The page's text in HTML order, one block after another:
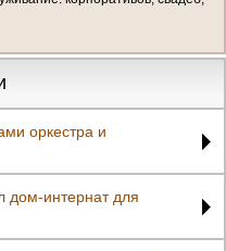
оркестра и
дом-интернат для